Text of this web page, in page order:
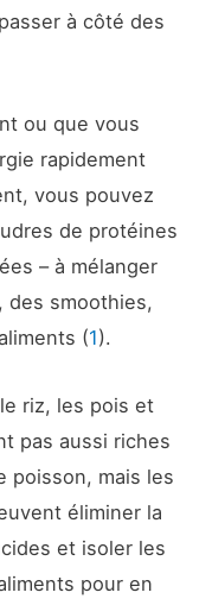
à côté des
ou que vous
rapidement
vous pouvez
de protéines
– à mélanger
des smoothies,
(1).
riz, les pois et
pas aussi riches
poisson, mais les
éliminer la
et isoler les
pour en